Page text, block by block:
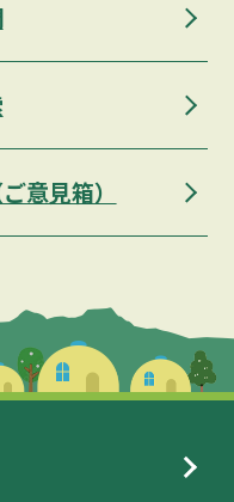
意見箱）